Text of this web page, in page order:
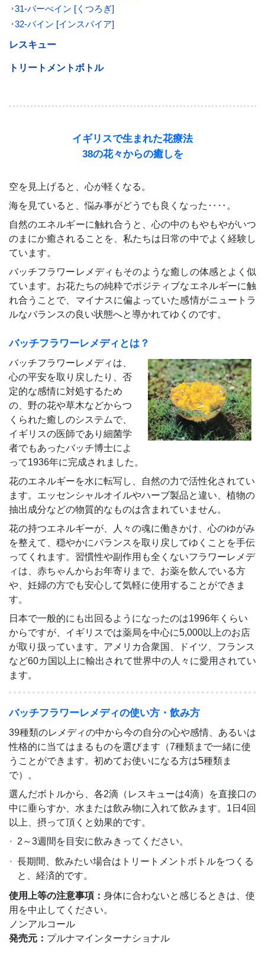
31-バーべイン [くつろぎ]
32-バイン [インスパイア]
レスキュー
トリートメントボトル
イギリスで生まれた花療法
38の花々からの癒しを
空を見上げると、心が軽くなる。
海を見ていると、悩み事がどうでも良くなった‥‥。
自然のエネルギーに触れ合うと、心の中のもやもやがいつ
のまにか癒されることを、私たちは日常の中でよく経験し
ています。
バッチフラワーレメディもそのような癒しの体感とよく似
ています。お花たちの純粋でポジティブなエネルギーに触
れ合うことで、マイナスに偏よっていた感情がニュートラ
ルなバランスの良い状態へと導かれてゆくのです。
バッチフラワーレメディとは？
バッチフラワーレメディは、
心の平安を取り戻したり、否
定的な感情に対処するため
の、野の花や草木などからつ
くられた癒しのシステムで、
イギリスの医師であり細菌学
者でもあったバッチ博士によ
って1936年に完成されました。
花のエネルギーを水に転写し、自然の力で活性化されてい
ます。エッセンシャルオイルやハーブ製品と違い、植物の
抽出成分などの物質的なものは含まれていません。
花の持つエネルギーが、人々の魂に働きかけ、心のゆがみ
を整えて、穏やかにバランスを取り戻してゆくことを手伝
ってくれます。習慣性や副作用も全くないフラワーレメデ
ィは、赤ちゃんからお年寄りまで、お薬を飲んでいる方
や、妊婦の方でも安心して気軽に使用することができま
す。
日本で一般的にも出回るようになったのは1996年くらい
からですが、イギリスでは薬局を中心に5,000以上のお店
が取り扱っています。アメリカ合衆国、ドイツ、フランス
など60カ国以上に輸出されて世界中の人々に愛用されてい
ます。
バッチフラワーレメディの使い方・飲み方
39種類のレメディの中から今の自分の心や感情、あるいは
性格的に当てはまるものを選びます（7種類まで一緒に使
うことができます。初めてお使いになる方は5種類ま
で）。
選んだボトルから、各2滴（レスキューは4滴）を直接口の
中に垂らすか、水または飲み物に入れて飲みます。1日4回
以上、摂って頂くと効果的です。
2～3週間を目安に飲みきってください。
長期間、飲みたい場合はトリートメントボトルをつくる
と、経済的です。
使用上等の注意事項： 身体に合わないと感じるときは、使
用を中止してください。
ノンアルコール
発売元： プルナマインターナショナル